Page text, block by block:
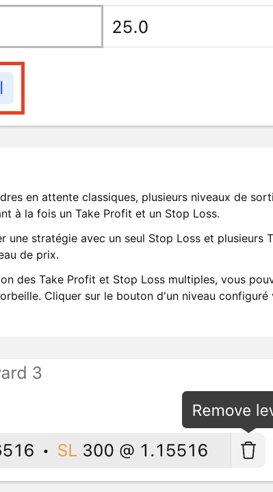
en attente classiques, plusieurs niveaux de
à la fois un Take Profit et un Stop Loss.
une stratégie avec un seul Stop Loss et plusieurs
de prix.
des Take Profit et Stop Loss multiples, vous
Cliquer sur le bouton d'un niveau